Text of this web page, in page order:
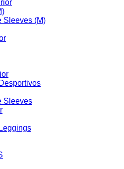
Sleeves (M)
Sleeves